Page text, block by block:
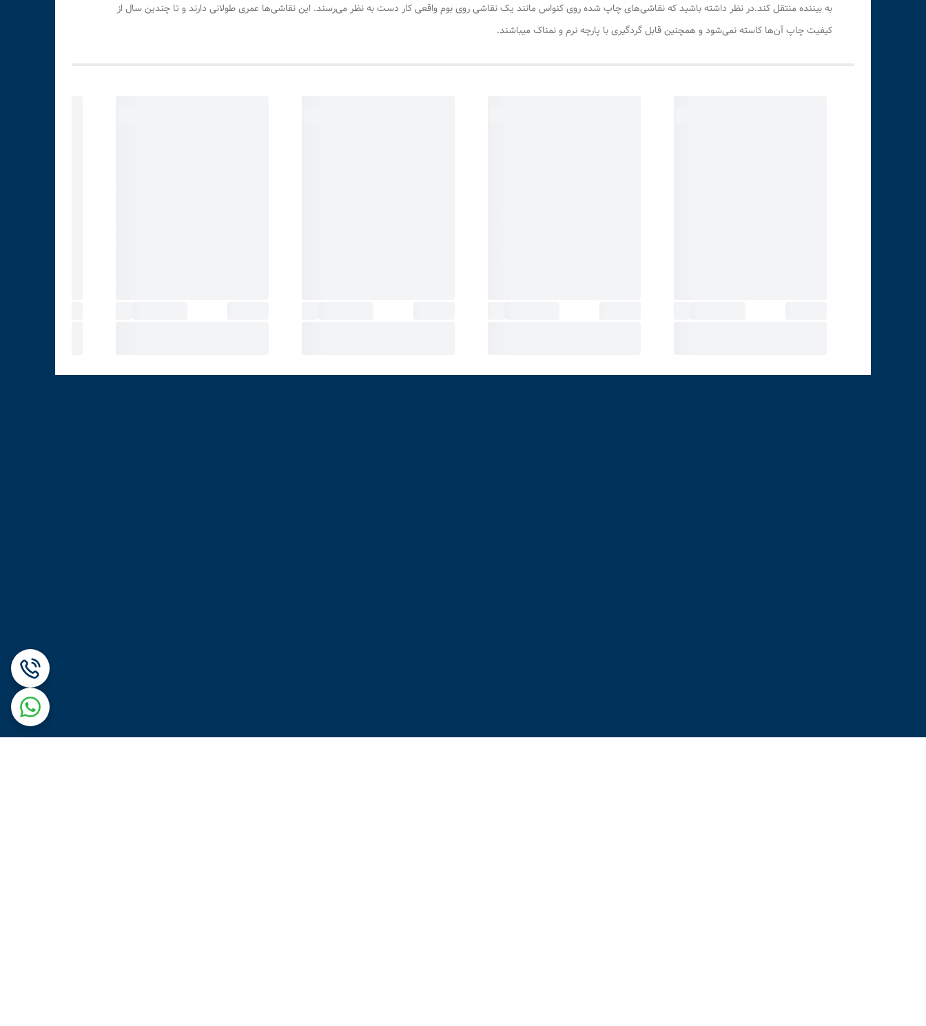
به بیننده منتقل کند.در نظر داشته باشید که نقاشی‌های چاپ شده روی کنواس مانند یک نقاشی روی بوم واقعی کار دست به نظر می‌رسند. این نقاشی‌ها عمری طولانی دارند و تا چندین سال از
کیفیت چاپ آن‌ها کاسته نمی‌شود و همچنین قابل گردگیری با پارچه نرم و نمناک میباشند.